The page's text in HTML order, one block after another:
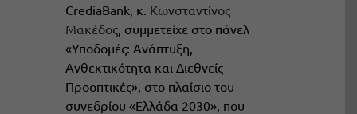
CrediaBank, κ. Κωνσταντίνος
Μακέδος, συμμετείχε στο πάνελ
«Υποδομές: Ανάπτυξη,
Ανθεκτικότητα και Διεθνείς
Προοπτικές», στο πλαίσιο του
συνεδρίου «Ελλάδα 2030», που